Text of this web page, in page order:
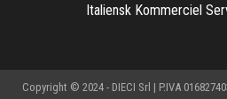
Italiensk Kommerciel
Copyright © 2024 - DIECI Srl | P.IVA